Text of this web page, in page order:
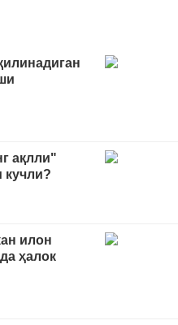
ақлли"
кучли?
илон
ҳалок